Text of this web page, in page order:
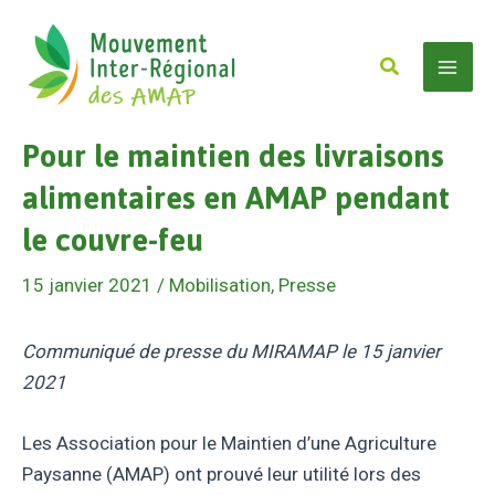
contenu
Rechercher
Pour le maintien des livraisons
alimentaires en AMAP pendant
le couvre-feu
15 janvier 2021 / Mobilisation, Presse
Communiqué de presse du MIRAMAP le 15 janvier
2021
Les Association pour le Maintien d’une Agriculture
Paysanne (AMAP) ont prouvé leur utilité lors des